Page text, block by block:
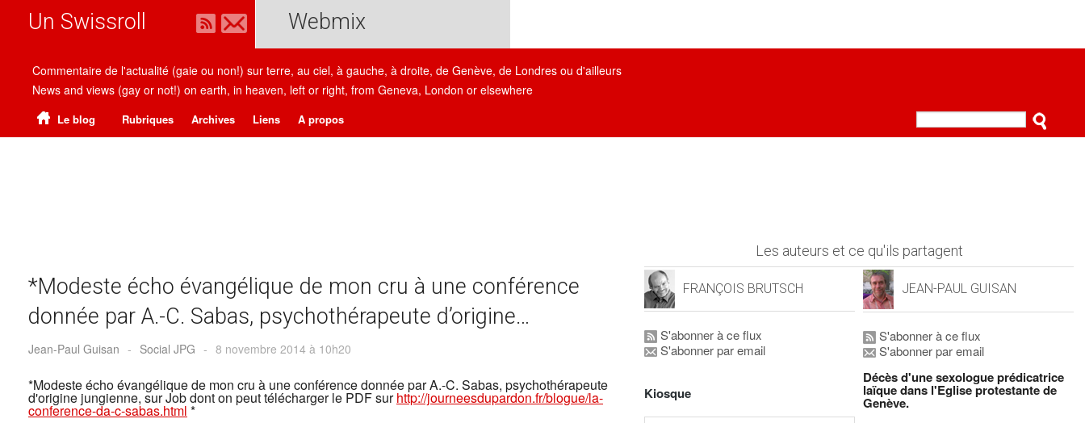
Un Swissroll Webmix
Commentaire de l'actualité (gaie ou non!) sur terre, au ciel, à gauche, à droite, de Genève, de Londres ou d'ailleurs
News and views (gay or not!) on earth, in heaven, left or right, from Geneva, London or elsewhere
Le blog Rubriques Archives Liens A propos
*Modeste écho évangélique de mon cru à une conférence
donnée par A.-C. Sabas, psychothérapeute d’origine…
Jean-Paul Guisan - Social JPG - 8 novembre 2014 à 10h20
*Modeste écho évangélique de mon cru à une conférence donnée par A.-C. Sabas, psychothérapeute
d'origine jungienne, sur Job dont on peut télécharger le PDF surhttp://journeesdupardon.fr/blogue/la-
conference-da-c-sabas.html *
Les auteurs et ce qu'ils partagent
FRANÇOIS BRUTSCH
S'abonner à ce flux
S'abonner par email
Kiosque
JEAN-PAUL GUISAN
S'abonner à ce flux
S'abonner par email
Décès d'une sexologue prédicatrice
laïque dans l'Eglise protestante de
Genève.